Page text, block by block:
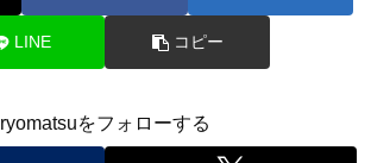
LINE コピー
ryomatsuをフォローする